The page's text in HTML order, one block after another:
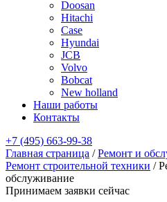
Doosan
Hitachi
Case
Hyundai
JCB
Volvo
Bobcat
New holland
Наши работы
Контакты
+7 (495) 663-99-38
Главная страница /Ремонт и
Ремонт строительной техники /
обслуживание
Принимаем заявки сейчас